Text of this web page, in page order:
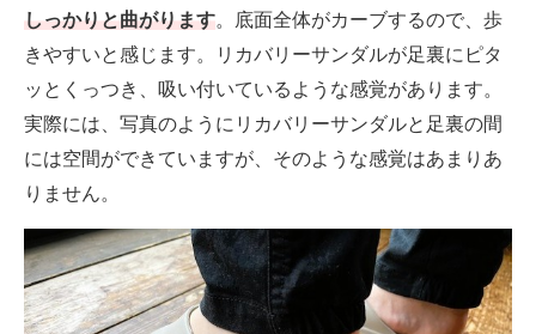
しっかりと曲がります。底面全体がカーブするので、歩
きやすいと感じます。リカバリーサンダルが足裏にピタ
ッとくっつき、吸い付いているような感覚があります。
実際には、写真のようにリカバリーサンダルと足裏の間
には空間ができていますが、そのような感覚はあまりあ
りません。